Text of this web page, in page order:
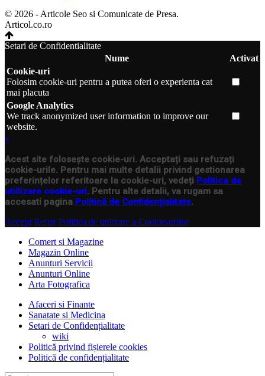
© 2026 - Articole Seo si Comunicate de Presa.
Articol.co.ro
Setari de Confidentialitate
Nume
Activat
Cookie-uri
Folosim cookie-uri pentru a putea oferi o experienta cat
mai placuta
Google Analytics
We track anonymized user information to improve our
website.
x
Acest site folosește cookie-uri. Acceptați sau refuzați
cookie-urile. Pentru mai multe detalii privind gestionarea
preferințelor referitoare la cookie-uri, vedeți Politica de
utillizare cookie-uri. Pentru alte detalii, va rugam sa
accesati pagina Politică de Confidențialitate.
Accept Refuz Politica de utilizare a Cookie-urilor
Comert si Magazine
Magazin Online
Anunturi Servicii
Anunturi Online
Arta Fotografica
Afaceri si Finante
Sanatate si Medicina
Setari de Confidențialitate
wiki
Politică privind fișierele cookies
Politică de confidențialitate